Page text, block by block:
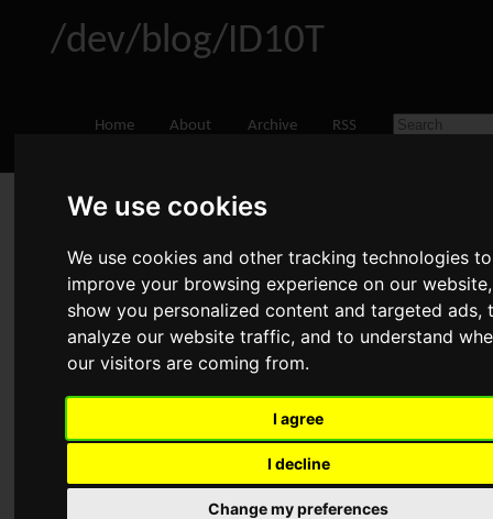
We use cookies
We use cookies and other tracking technologies to
improve your browsing experience on our
show you personalized content and targeted ads,
analyze our website traffic, and to understand
our visitors are coming from.
I agree
I decline
Change my preferences
/dev/blog/ID10T
Home About Archive RSS
Kurzreview: Asus Zenbook
Prime UX31-A
Aug 9, 2012•Hardware •Comments
Advertisement
Ich hatte auf der Arbeit kurz die Gelegenheit ein Asus
Zenbook Prime UX31A zu testen und will dies hier mit dem
Rest der Welt teilen. Es handelt sich dabei um das Modell
mit einem Core i7 und einer 256GB großen SSD.